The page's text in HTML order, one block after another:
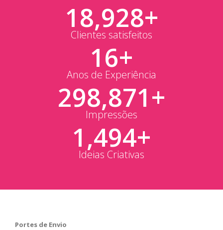
18,962+
Clientes satisfeitos
16+
Anos de Experiência
299,397+
Impressões
1,497+
Ideias Criativas
Portes de Envio